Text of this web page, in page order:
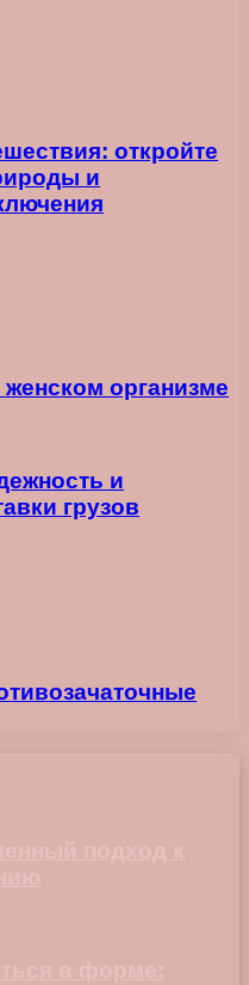
откройте
и
организме
и
грузов